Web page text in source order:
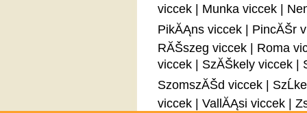
viccek
Munka viccek
PikĂĄns viccek
PincĂŠr
RĂŠszeg viccek
Roma
viccek
SzĂŠkely viccek
SzomszĂŠd viccek
viccek
VallĂĄsi viccek